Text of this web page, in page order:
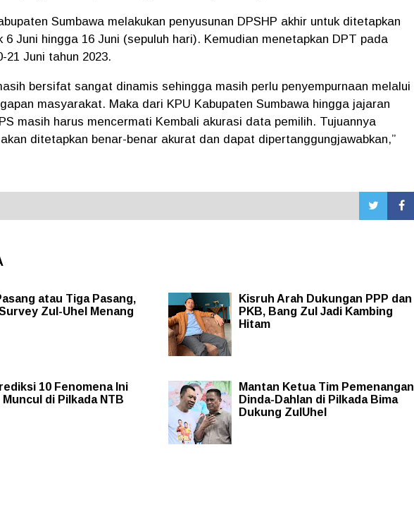
Sumbawa melakukan penyusunan DPSHP akhir untuk ditetapkan
6 Juni hingga 16 Juni (sepuluh hari). Kemudian menetapkan DPT pada
21 Juni tahun 2023.
bersifat sangat dinamis sehingga masih perlu penyempurnaan melalui
masyarakat. Maka dari KPU Kabupaten Sumbawa hingga jajaran
masih harus mencermati Kembali akurasi data pemilih. Tujuannya
ditetapkan benar-benar akurat dan dapat dipertanggungjawabkan,”
atau Tiga Pasang,
Zul-Uhel Menang
Kisruh Arah Dukungan PPP dan
PKB, Bang Zul Jadi Kambing
Hitam
10 Fenomena Ini
Muncul di Pilkada NTB
Mantan Ketua Tim Pemenangan
Dinda-Dahlan di Pilkada Bima
Dukung ZulUhel